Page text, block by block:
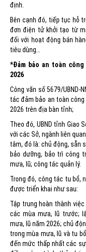
định.
Bên cạnh đó, tiếp tục hỗ
đơn điện tử khởi tạo từ
đối với hoạt động bán
tiêu dùng…
*Đảm bảo an toàn
2026
Công văn số 5679/UBND-
tác đảm bảo an toàn
2026 trên địa bàn tỉnh;
Theo đó, UBND tỉnh Giao
với các Sở, ngành liên
tâm, đó là: chủ động, sẵn
bảo dưỡng, bảo trì công
mưa, lũ; công tác quản lý.
Trong đó, công tác tu bổ,
được triển khai như sau:
Tập trung hoàn thành
các mùa mưa, lũ trước;
mưa, lũ năm 2026; chủ
trong mùa mưa, lũ và tu
đến mức thấp nhất các